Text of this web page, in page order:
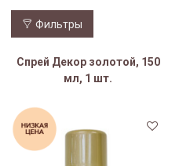
Фильтры
Спрей Декор золотой, 150
мл, 1 шт.